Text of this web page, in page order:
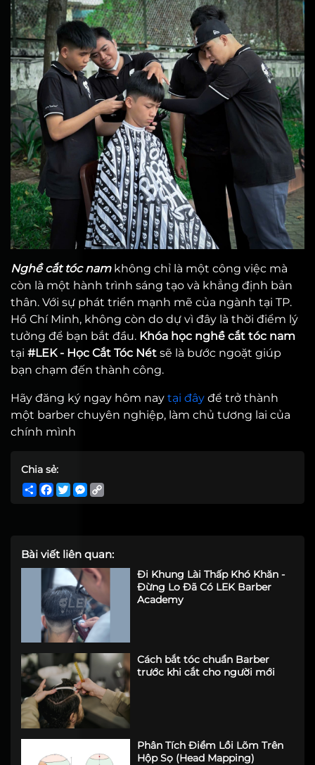
Nghề cắt tóc namkhông chỉ là một công việc mà
còn là một hành trình sáng tạo và khẳng định bản
thân. Với sự phát triển mạnh mẽ của ngành tại TP.
Hồ Chí Minh, không còn do dự vì đây là thời điểm lý
tưởng để bạn bắt đầu. Khóa học nghề cắt tóc nam
tại #LEK - Học Cắt Tóc Nét sẽ là bước ngoặt giúp
bạn chạm đến thành công.
Hãy đăng ký ngay hôm nay tại đây để trở thành
một barber chuyên nghiệp, làm chủ tương lai của
chính mình
Chia sẻ:
ShareFacebook
TwitterMessenger
Bài viết liên quan:
Đi Khung Lài Thấp Khó Khăn -
Đừng Lo Đã Có LEK Barber
Academy
Cách bắt tóc chuẩn Barber
trước khi cắt cho người mới
Phân Tích Điểm Lồi Lõm Trên
Hộp Sọ (Head Mapping)